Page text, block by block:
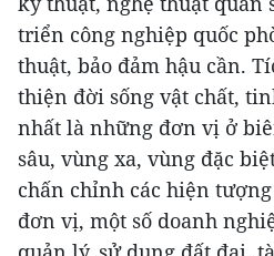
triển công nghiệp quốc
thuật, bảo đảm hậu cần.
thiện đời sống vật chất,
nhất là những đơn vị ở
sâu, vùng xa, vùng đặc
chấn chỉnh các hiện
đơn vị, một số doanh